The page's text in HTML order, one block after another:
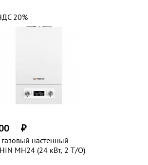
газовый настенный
MH24 (24 кВт, 2 Т/О)
₽
20%